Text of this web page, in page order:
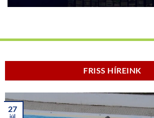
FRISS HÍREINK
27
júl